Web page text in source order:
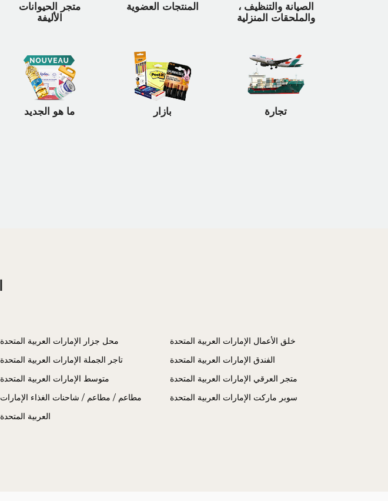
متجر الحيوانات
الأليفة
المنتجات العضوية
الصيانة والتنظيف ،
والملحقات المنزلية
ما هو الجديد بازار تجارة
محل جزار الإمارات العربية المتحدة
خلق الأعمال الإمارات العربية المتحدة
تاجر الجملة الإمارات العربية المتحدة
الفندق الإمارات العربية المتحدة
متوسط الإمارات العربية المتحدة
متجر العرقي الإمارات العربية المتحدة
مطاعم / مطاعم / شاحنات الغذاء الإمارات
العربية المتحدة
سوبر ماركت الإمارات العربية المتحدة